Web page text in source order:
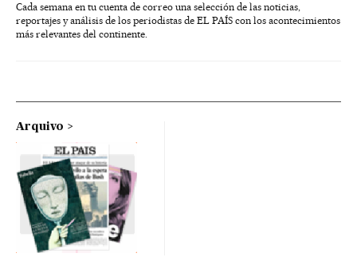
Cada semana en tu cuenta de correo una selección de las noticias,
reportajes y análisis de los periodistas de EL PAÍS con los acontecimientos
más relevantes del continente.
Arquivo